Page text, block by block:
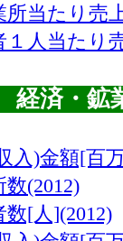
所当たり売
１人当たり
経済・鉱
入)金額[百
(2012)
数[人](2012)